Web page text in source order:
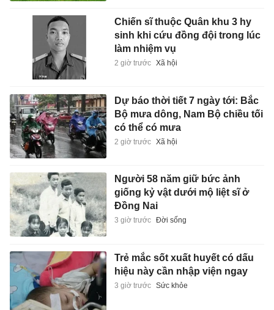
Chiến sĩ thuộc Quân khu 3 hy
sinh khi cứu đồng đội trong lúc
làm nhiệm vụ
2 giờ trước Xã hội
Dự báo thời tiết 7 ngày tới: Bắc
Bộ mưa dông, Nam Bộ chiều tối
có thể có mưa
2 giờ trước Xã hội
Người 58 năm giữ bức ảnh
giống kỷ vật dưới mộ liệt sĩ ở
Đồng Nai
3 giờ trước Đời sống
Trẻ mắc sốt xuất huyết có dấu
hiệu này cần nhập viện ngay
3 giờ trước Sức khỏe